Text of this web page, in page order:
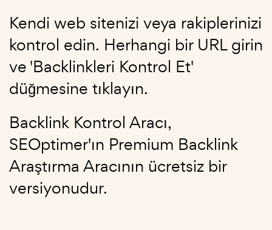
Kendi web sitenizi veya rakiplerinizi
kontrol edin. Herhangi bir URL girin
ve 'Backlinkleri Kontrol Et'
düğmesine tıklayın.
Backlink Kontrol Aracı,
SEOptimer'ın Premium Backlink
Araştırma Aracının ücretsiz bir
versiyonudur.